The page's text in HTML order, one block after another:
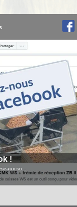
!
so...